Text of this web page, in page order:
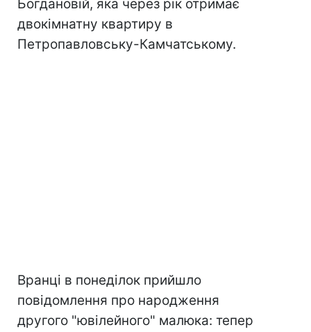
Богдановій, яка через рік отримає
двокімнатну квартиру в
Петропавловську-Камчатському.
Вранці в понеділок прийшло
повідомлення про народження
другого "ювілейного" малюка: тепер